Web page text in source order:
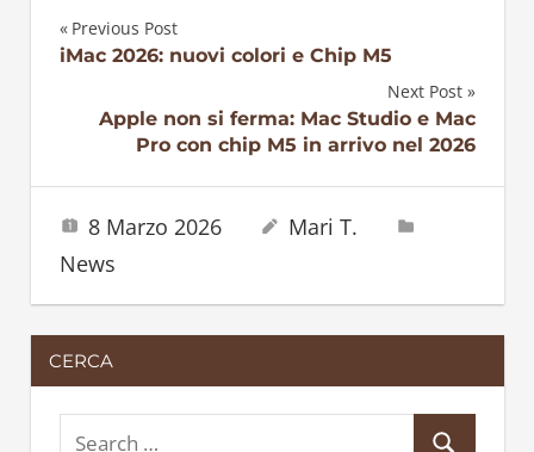
Navigazione
articoli
Previous Post
iMac 2026: nuovi colori e Chip M5
Next Post
Apple non si ferma: Mac Studio e Mac
Pro con chip M5 in arrivo nel 2026
8 Marzo 2026
Mari T.
News
CERCA